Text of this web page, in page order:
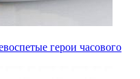
герои часового